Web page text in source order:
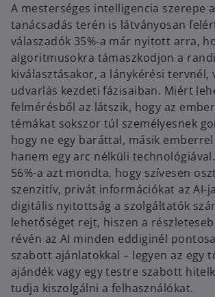
n
a
n
e
w
t
a
b
A mesterséges intelligencia szerepe
tanácsadás terén is látványosan
válaszadók 35%-a már nyitott arra,
algoritmusokra támaszkodjon a
kiválasztásakor, a lánykérési tervnél,
udvarlás kezdeti fázisaiban. Miért
felmérésből az látszik, hogy az
témákat sokszor túl személyesnek
hogy ne egy baráttal, másik
hanem egy arc nélküli
56%-a azt mondta, hogy szívesen
szenzitív, privát információkat az AI-
digitális nyitottság a szolgáltatók
lehetőséget rejt, hiszen a
révén az AI minden eddiginél
szabott ajánlatokkal – legyen az egy
ajándék vagy egy testre szabott
tudja kiszolgálni a felhasználókat.